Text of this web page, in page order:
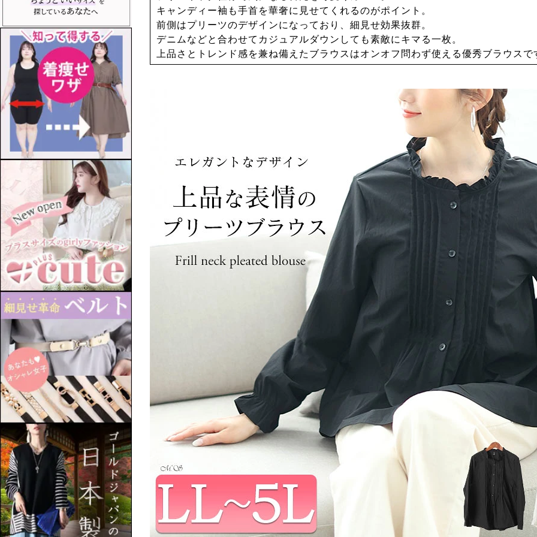
キャンディー袖も手首を華奢に見せてくれるのがポイント。
前側はプリーツのデザインになっており、細見せ効果抜群。
デニムなどと合わせてカジュアルダウンしても素敵にキマる一枚。
上品さとトレンド感を兼ね備えたブラウスはオンオフ問わず使える優秀ブラウス